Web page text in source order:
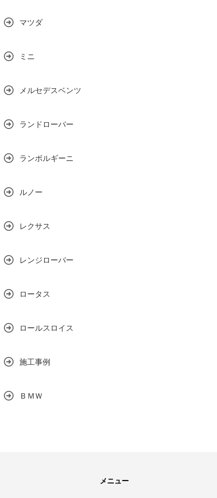
マツダ
ミニ
メルセデスベンツ
ランドローバー
ランボルギーニ
ルノー
レクサス
レンジローバー
ロータス
ロールスロイス
施工事例
ＢＭＷ
メニュー